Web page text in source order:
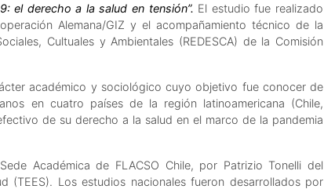
el derecho a la salud en tensión”. El estudio fue realizado
Alemana/GIZ y el acompañamiento técnico de la
Cultuales y Ambientales (REDESCA) de la Comisión
académico y sociológico cuyo objetivo fue conocer de
en cuatro países de la región latinoamericana (Chile,
de su derecho a la salud en el marco de la pandemia
Académica de FLACSO Chile, por Patrizio Tonelli del
(TEES). Los estudios nacionales fueron desarrollados por